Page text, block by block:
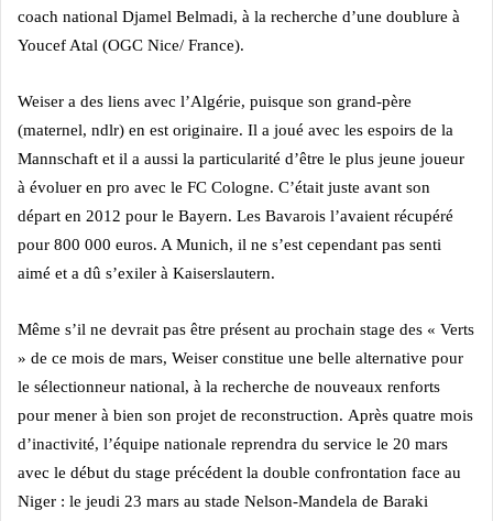
coach national Djamel Belmadi, à la recherche d’une doublure à
Youcef Atal (OGC Nice/ France).
Weiser a des liens avec l’Algérie, puisque son grand-père
(maternel, ndlr) en est originaire. Il a joué avec les espoirs de la
Mannschaft et il a aussi la particularité d’être le plus jeune joueur
à évoluer en pro avec le FC Cologne. C’était juste avant son
départ en 2012 pour le Bayern. Les Bavarois l’avaient récupéré
pour 800 000 euros. A Munich, il ne s’est cependant pas senti
aimé et a dû s’exiler à Kaiserslautern.
Même s’il ne devrait pas être présent au prochain stage des « Verts
» de ce mois de mars, Weiser constitue une belle alternative pour
le sélectionneur national, à la recherche de nouveaux renforts
pour mener à bien son projet de reconstruction. Après quatre mois
d’inactivité, l’équipe nationale reprendra du service le 20 mars
avec le début du stage précédent la double confrontation face au
Niger : le jeudi 23 mars au stade Nelson-Mandela de Baraki